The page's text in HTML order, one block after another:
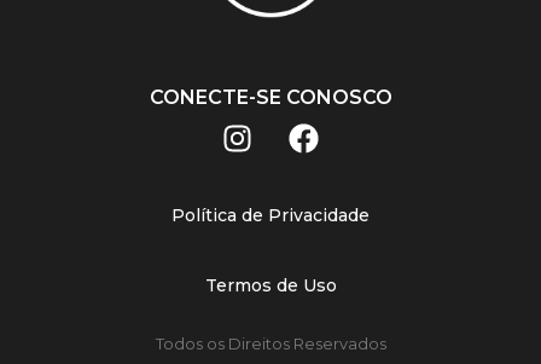
CONECTE-SE CONOSCO
Política de Privacidade
Termos de Uso
Todos os Direitos Reservados